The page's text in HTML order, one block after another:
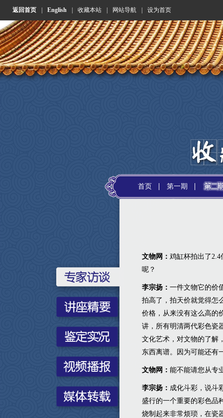
返回首页 English 收藏本站 网站导航 设为首页
首页 第一期
文物网： 鸡缸杯拍出了
呢？
李宗扬： 一件文物它的价
拍高了，拍天价就觉得怎
价格，从来没有这么高的
讲，所有明清两代彩色瓷
文化艺术，对文物的了解
东西离谱。因为可能还有
文物网： 能不能请您从专
李宗扬： 成化斗彩，说斗
盛行的一个重要的彩色品
烧制起来非常烦琐，在瓷